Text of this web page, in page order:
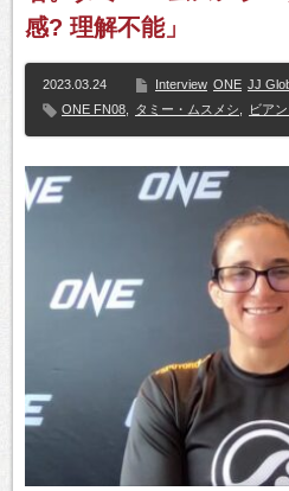
感? 理解不能」
2023.03.24 Interview ONE JJ
ONE FN08
タミー・ムスメシ ビア